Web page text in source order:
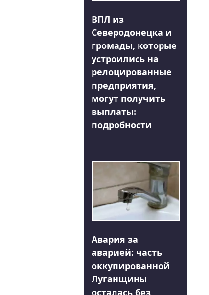
ВПЛ из
Северодонецка и
громады, которые
устроились на
релоцированные
предприятия,
могут получить
выплаты:
подробности
Авария за
аварией: часть
оккупированной
Луганщины
осталась без